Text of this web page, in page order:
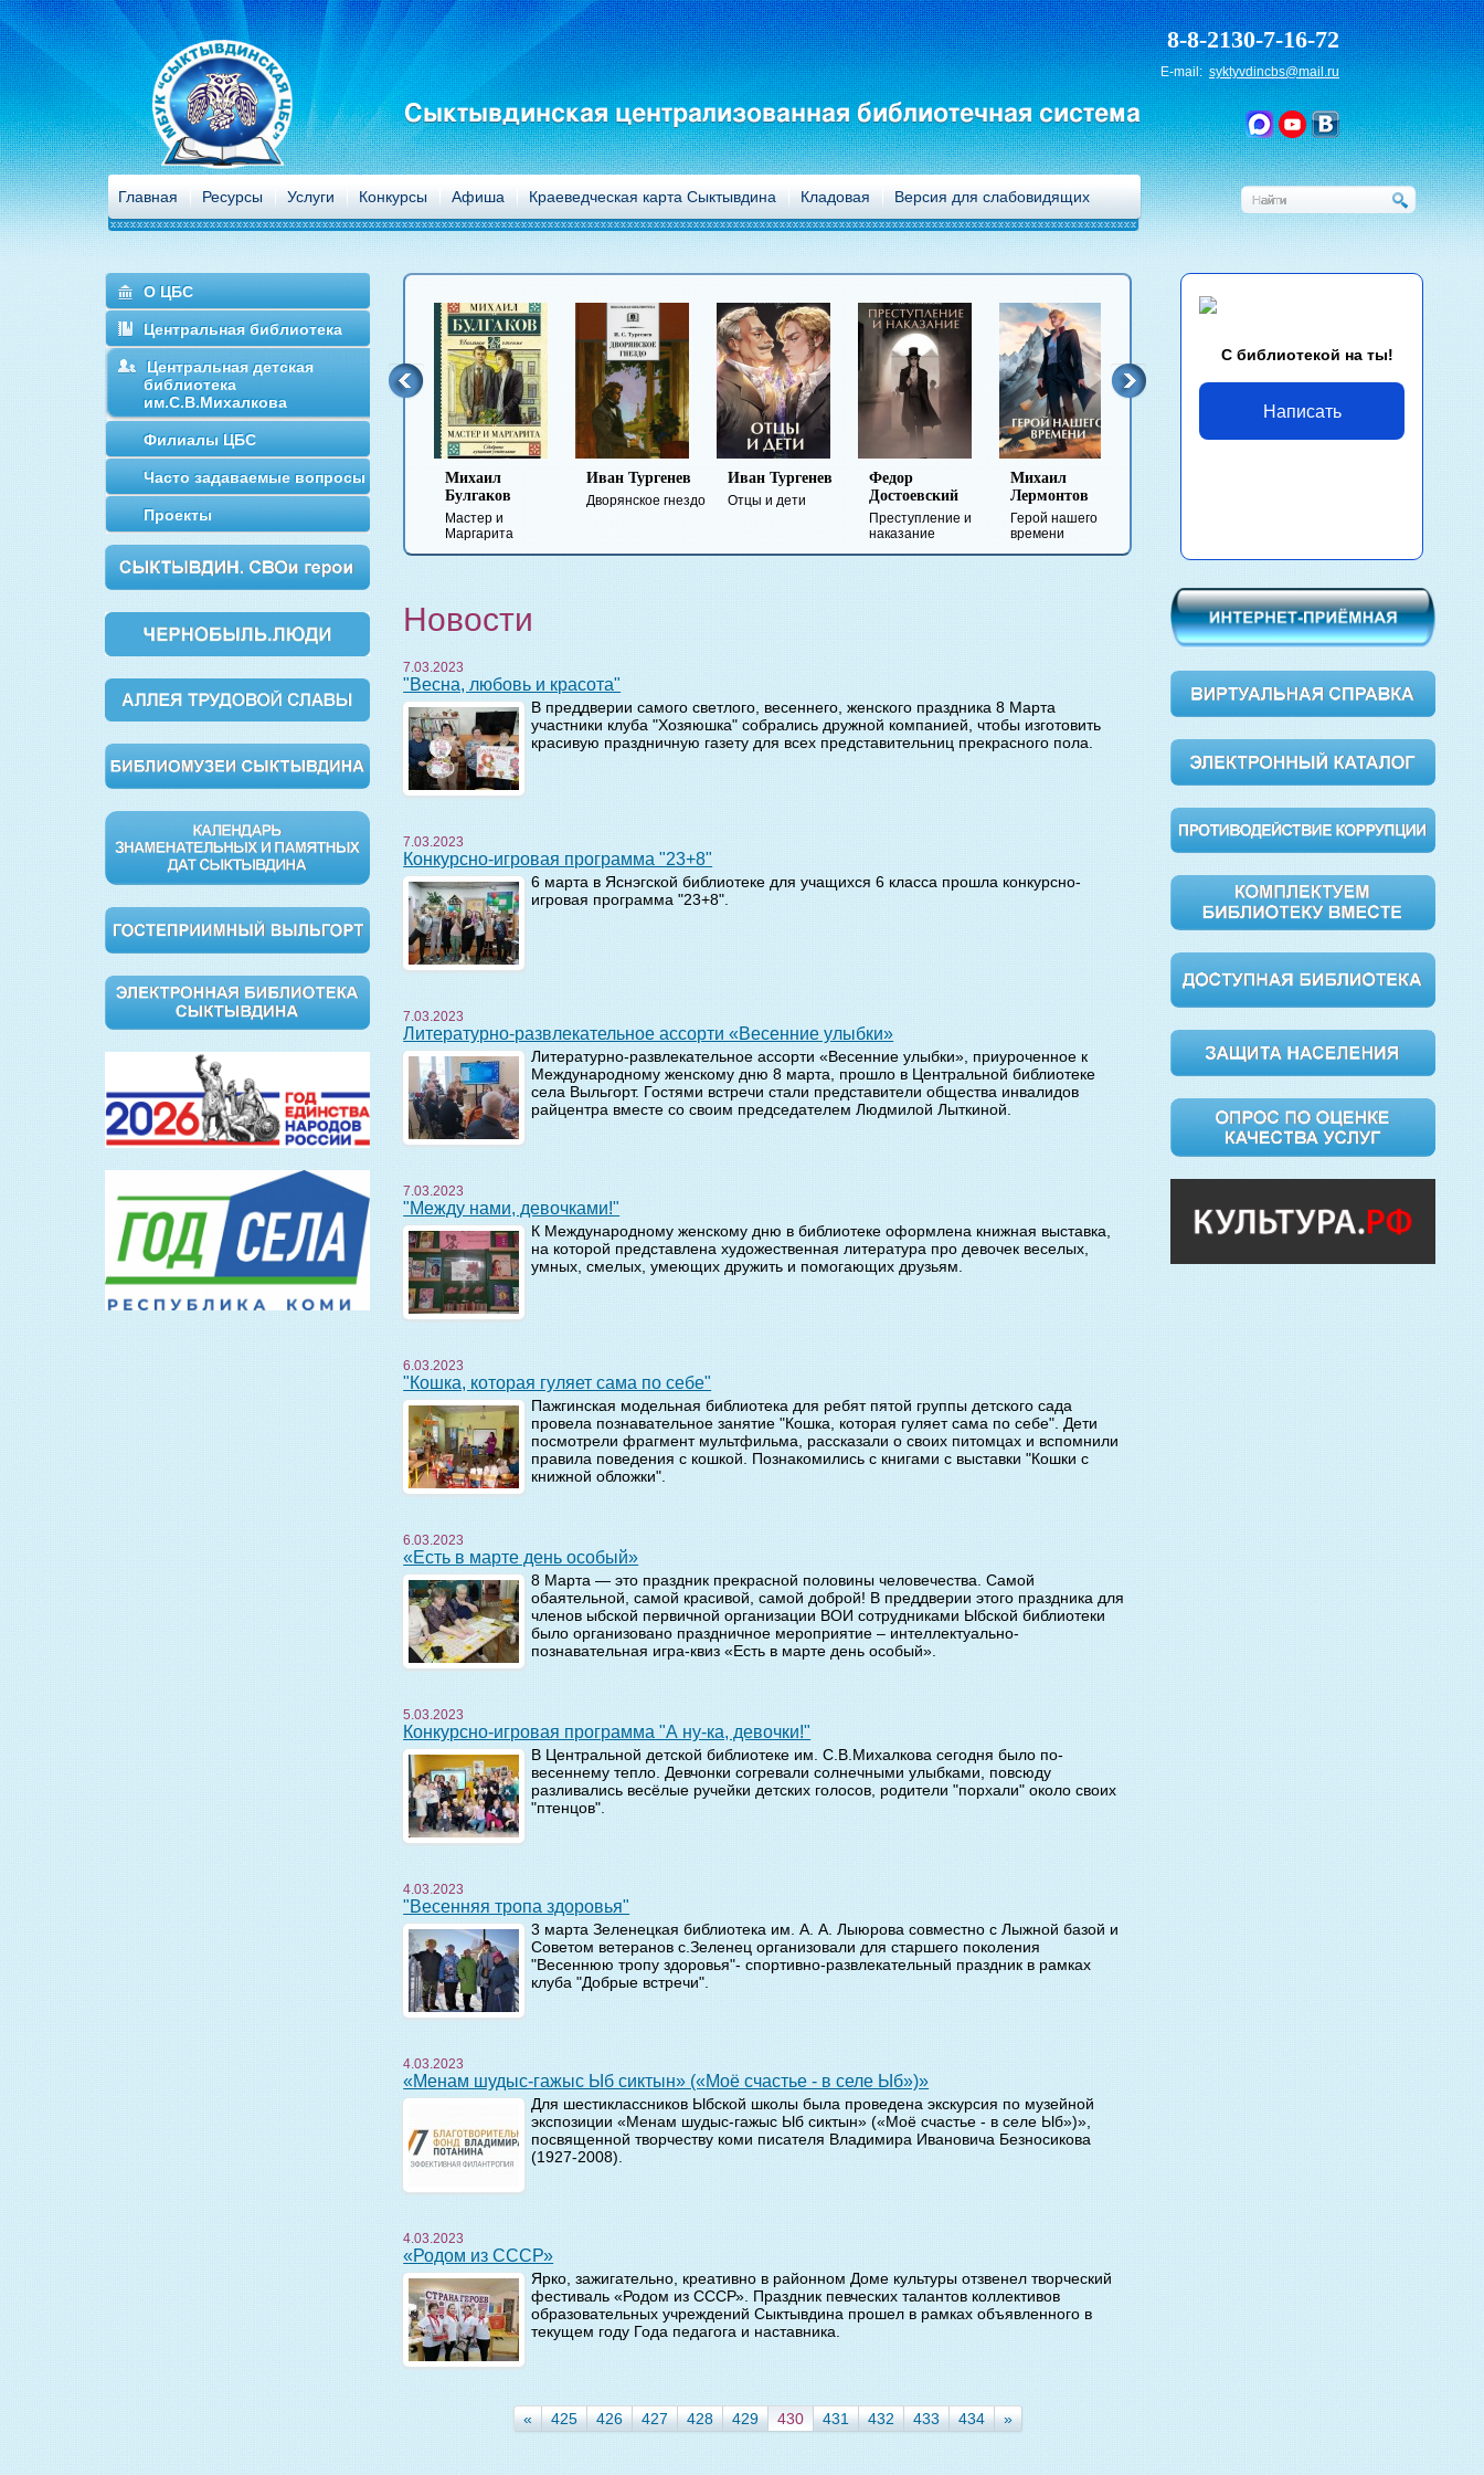
Сыктывдинская централизованная библиотечная система
8-8-2130-7-16-72
E-mail:syktyvdincbs@mail.ru
Главная Ресурсы Услуги Конкурсы Афиша Краеведческая карта Сыктывдина Кладовая Версия для слабовидящих
О ЦБС
Центральная библиотека
Центральная детская
библиотека
им.С.В.Михалкова
Филиалы ЦБС
Часто задаваемые вопросы
Проекты
Вишневый сад
Иван Гончаров
Обломов
Михаил
Булгаков
Маргарита
Иван Тургенев
Дворянское гнездо
Иван Тургенев
Отцы и дети
Федор
Достоевский
Михаил
Лермонтов
Герой нашего
времени
Лев Толстой
Анна Каренина
Новости
7.03.2023
"Весна, любовь и красота"
В преддверии самого светлого, весеннего, женского праздника 8 Марта
участники клуба "Хозяюшка" собрались дружной компанией, чтобы изготовить
красивую праздничную газету для всех представительниц прекрасного пола.
7.03.2023
Конкурсно-игровая программа "23+8"
6 марта в Яснэгской библиотеке для учащихся 6 класса прошла конкурсно-
игровая программа "23+8".
7.03.2023
Литературно-развлекательное ассорти «Весенние улыбки»
Литературно-развлекательное ассорти «Весенние улыбки», приуроченное к
Международному женскому дню 8 марта, прошло в Центральной библиотеке
села Выльгорт. Гостями встречи стали представители общества инвалидов
райцентра вместе со своим председателем Людмилой Лыткиной.
7.03.2023
"Между нами, девочками!"
К Международному женскому дню в библиотеке оформлена книжная выставка,
на которой представлена художественная литература про девочек веселых,
умных, смелых, умеющих дружить и помогающих друзьям.
6.03.2023
"Кошка, которая гуляет сама по себе"
Пажгинская модельная библиотека для ребят пятой группы детского сада
провела познавательное занятие "Кошка, которая гуляет сама по себе". Дети
посмотрели фрагмент мультфильма, рассказали о своих питомцах и вспомнили
правила поведения с кошкой. Познакомились с книгами с выставки "Кошки с
книжной обложки".
6.03.2023
«Есть в марте день особый»
8 Марта — это праздник прекрасной половины человечества. Самой
обаятельной, самой красивой, самой доброй! В преддверии этого праздника для
членов ыбской первичной организации ВОИ сотрудниками Ыбской библиотеки
было организовано праздничное мероприятие – интеллектуально-
познавательная игра-квиз «Есть в марте день особый».
5.03.2023
Конкурсно-игровая программа "А ну-ка, девочки!"
В Центральной детской библиотеке им. С.В.Михалкова сегодня было по-
весеннему тепло. Девчонки согревали солнечными улыбками, повсюду
разливались весёлые ручейки детских голосов, родители "порхали" около своих
"птенцов".
4.03.2023
"Весенняя тропа здоровья"
3 марта Зеленецкая библиотека им. А. А. Лыюрова совместно с Лыжной базой и
Советом ветеранов с.Зеленец организовали для старшего поколения
"Весеннюю тропу здоровья"- спортивно-развлекательный праздник в рамках
клуба "Добрые встречи".
4.03.2023
«Менам шудыс-гажыс Ыб сиктын» («Моё счастье - в селе Ыб»)»
Для шестиклассников Ыбской школы была проведена экскурсия по музейной
экспозиции «Менам шудыс-гажыс Ыб сиктын» («Моё счастье - в селе Ыб»)»,
посвященной творчеству коми писателя Владимира Ивановича Безносикова
(1927-2008).
4.03.2023
«Родом из СССР»
Ярко, зажигательно, креативно в районном Доме культуры отзвенел творческий
фестиваль «Родом из СССР». Праздник певческих талантов коллективов
образовательных учреждений Сыктывдина прошел в рамках объявленного в
текущем году Года педагога и наставника.
« 425 426 427 428 429 430 431 432 433 434 »
С библиотекой на ты!
Написать